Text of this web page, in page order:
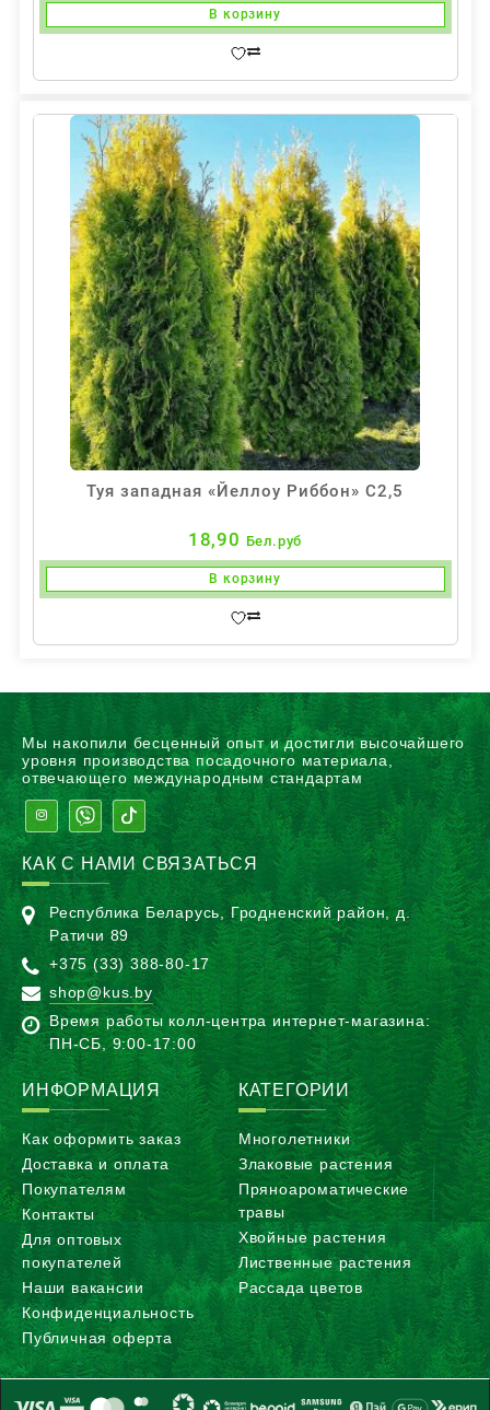
В корзину
Туя западная «Йеллоу Риббон» С2,5
18,90 Бел.руб
В корзину
Мы накопили бесценный опыт и достигли высочайшего
уровня производства посадочного материала,
отвечающего международным стандартам
КАК С НАМИ СВЯЗАТЬСЯ
Республика Беларусь, Гродненский район, д.
Ратичи 89
+375 (33) 388-80-17
shop@kus.by
Время работы колл-центра интернет-магазина:
ПН-CБ, 9:00-17:00
ИНФОРМАЦИЯ
Как оформить заказ
Доставка и оплата
Покупателям
Контакты
Для оптовых
покупателей
Наши вакансии
Конфиденциальность
Публичная оферта
КАТЕГОРИИ
Многолетники
Злаковые растения
Пряноароматические
травы
Хвойные растения
Лиственные растения
Рассада цветов